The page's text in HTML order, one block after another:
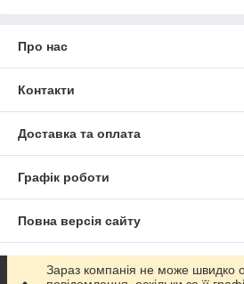
Про нас
Контакти
Доставка та оплата
Графік роботи
Повна версія сайту
Сайт створено на маркетплейсі
Зараз компанія не може швидко